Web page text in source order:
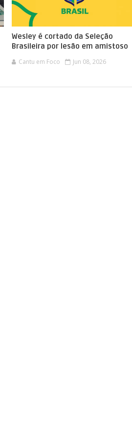
Wesley é cortado da Seleção
Brasileira por lesão em amistoso
Cantu em Foco Jun 08, 2026